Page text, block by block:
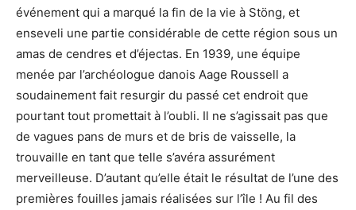
événement qui a marqué la fin de la vie à Stöng, et
enseveli une partie considérable de cette région sous un
amas de cendres et d’éjectas. En 1939, une équipe
menée par l’archéologue danois Aage Roussell a
soudainement fait resurgir du passé cet endroit que
pourtant tout promettait à l’oubli. Il ne s’agissait pas que
de vagues pans de murs et de bris de vaisselle, la
trouvaille en tant que telle s’avéra assurément
merveilleuse. D’autant qu’elle était le résultat de l’une des
premières fouilles jamais réalisées sur l’île ! Au fil des